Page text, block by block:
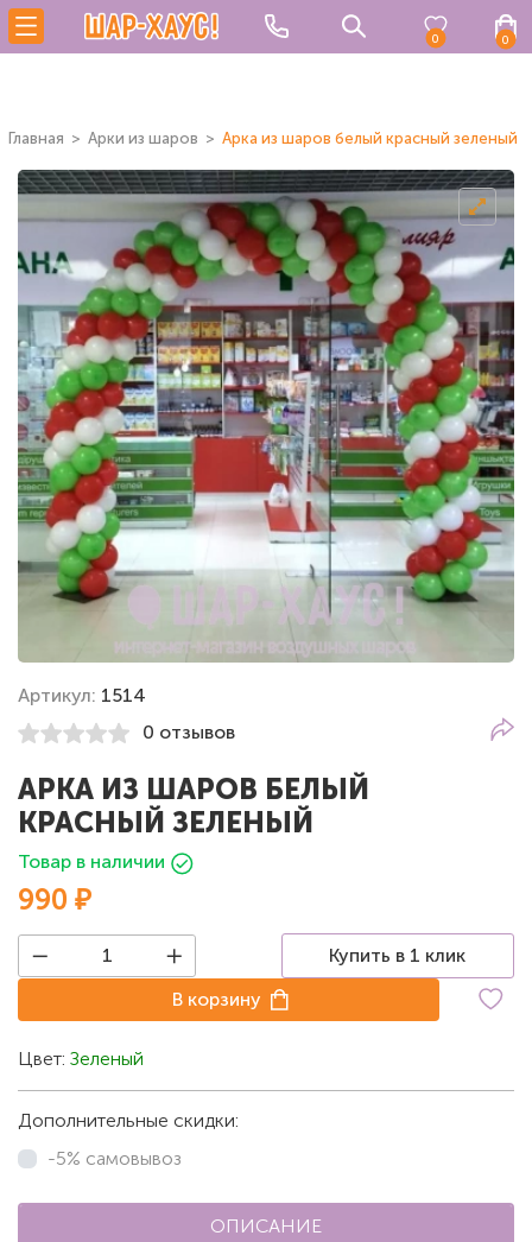
0 0
Главная Арки из шаров Арка из шаров белый красный зеленый
Артикул: 1514
0 отзывов
АРКА ИЗ ШАРОВ БЕЛЫЙ
КРАСНЫЙ ЗЕЛЕНЫЙ
Товар в наличии
990 ₽
Купить в 1 клик
В корзину
Цвет: Зеленый
Дополнительные скидки:
-5% самовывоз
ОПИСАНИЕ